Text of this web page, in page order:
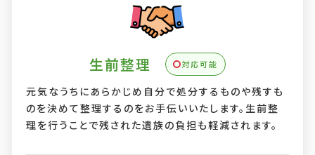
生前整理 対応可能
元気なうちにあらかじめ自分で処分するものや残すも
のを決めて整理するのをお手伝いいたします。生前整
理を行うことで残された遺族の負担も軽減されます。